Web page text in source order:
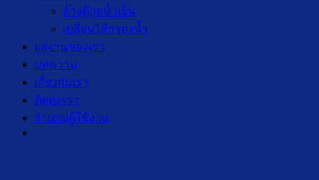
ล้างตู้กดน้ำเย็น
เปลี่ยนไส้กรองน้ำ
ผลงานของเรา
บทความ
เกี่ยวกับเรา
ติดต่อเรา
จำนวนผู้ใช้งาน